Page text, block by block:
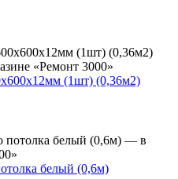
(1шт) (0,36м2)
белый (0,6м)